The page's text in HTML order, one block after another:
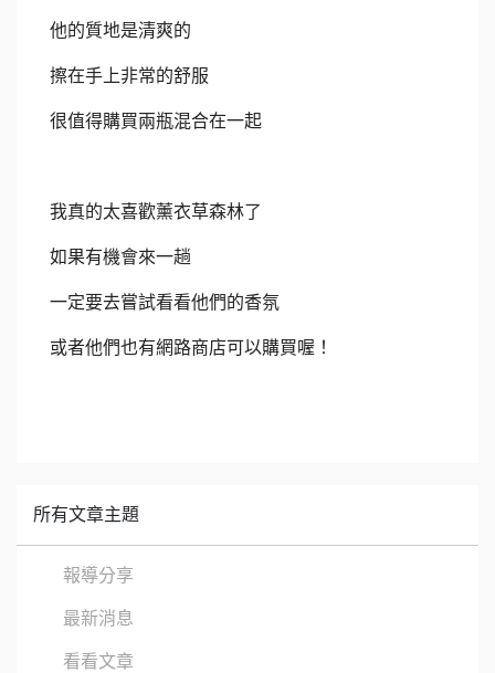
他的質地是清爽的
擦在手上非常的舒服
很值得購買兩瓶混合在一起
我真的太喜歡薰衣草森林了
如果有機會來一趟
一定要去嘗試看看他們的香氛
或者他們也有網路商店可以購買喔！
所有文章主題
報導分享
最新消息
看看文章